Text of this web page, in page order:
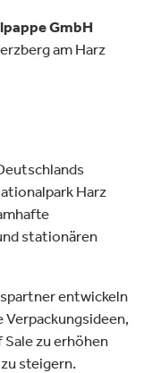
GmbH
am Harz
Harz
stationären
entwickeln
Verpackungsideen,
Sale zu erhöhen
steigern.